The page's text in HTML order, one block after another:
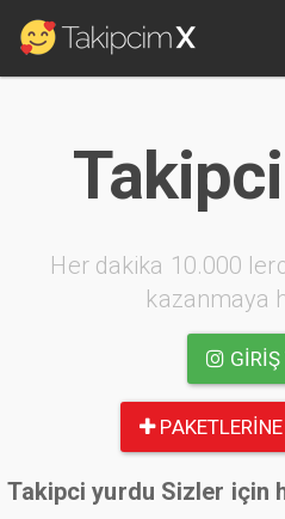
Her dakika 10.000
kazanmaya
GIRIŞ
Takipci yurdu Sizler için